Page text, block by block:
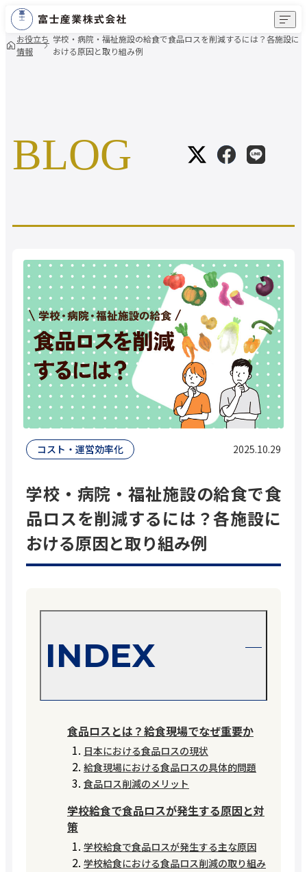
MENU
導入事例
お役立ち情報
新卒採用
中途採用
お問い合わせ
資料請求 お問い合わせ
医療・介護・福祉食事サービスのパイオニア
お役立ち
情報
学校・病院・福祉施設の給食で食品ロスを削減するには？各施設に
おける原因と取り組み例
BLOG
コスト・運営効率化 2025.10.29
学校・病院・福祉施設の給食で食
品ロスを削減するには？各施設に
おける原因と取り組み例
INDEX
食品ロスとは？給食現場でなぜ重要か
日本における食品ロスの現状
給食現場における食品ロスの具体的問題
食品ロス削減のメリット
学校給食で食品ロスが発生する原因と対
策
学校給食で食品ロスが発生する主な原因
学校給食における食品ロス削減の取り組み